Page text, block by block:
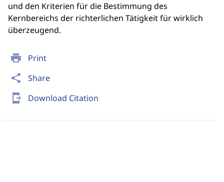
print Print
share Share
send_to_mobile Download Citation
und den Kriterien für die Bestimmung des
Kernbereichs der richterlichen Tätigkeit für wirklich
überzeugend.